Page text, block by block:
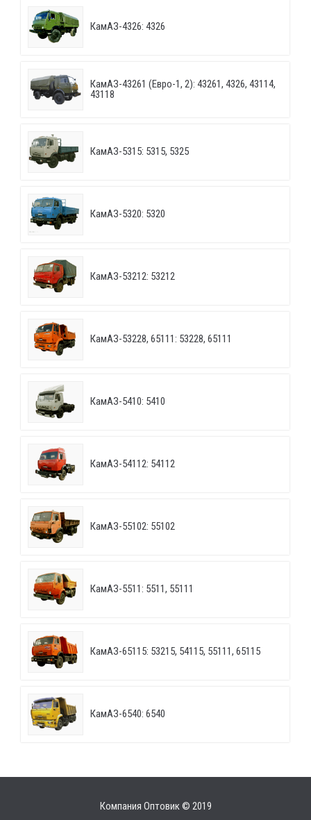
КамАЗ-4326: 4326
КамАЗ-43261 (Евро-1, 2): 43261, 4326, 43114,
43118
КамАЗ-5315: 5315, 5325
КамАЗ-5320: 5320
КамАЗ-53212: 53212
КамАЗ-53228, 65111: 53228, 65111
КамАЗ-5410: 5410
КамАЗ-54112: 54112
КамАЗ-55102: 55102
КамАЗ-5511: 5511, 55111
КамАЗ-65115: 53215, 54115, 55111, 65115
КамАЗ-6540: 6540
Компания Оптовик © 2019